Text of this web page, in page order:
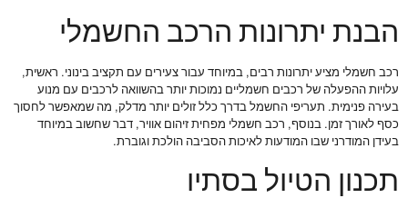
הבנת יתרונות הרכב החשמלי
רכב חשמלי מציע יתרונות רבים, במיוחד עבור צעירים עם תקציב בינוני. ראשית,
עלויות ההפעלה של רכבים חשמליים נמוכות יותר בהשוואה לרכבים עם מנוע
בעירה פנימית. תעריפי החשמל בדרך כלל זולים יותר מדלק, מה שמאפשר לחסוך
כסף לאורך זמן. בנוסף, רכב חשמלי מפחית זיהום אוויר, דבר שחשוב במיוחד
בעידן המודרני שבו המודעות לאיכות הסביבה הולכת וגוברת.
תכנון הטיול בסתיו